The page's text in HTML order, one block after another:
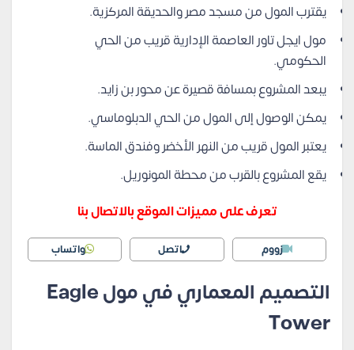
يقترب المول من مسجد مصر والحديقة المركزية.
مول ايجل تاور العاصمة الإدارية قريب من الحي
الحكومي.
يبعد المشروع بمسافة قصيرة عن محور بن زايد.
يمكن الوصول إلى المول من الحي الدبلوماسي.
يعتبر المول قريب من النهر الأخضر وفندق الماسة.
يقع المشروع بالقرب من محطة المونوريل.
تعرف على مميزات الموقع بالاتصال بنا
زووم اتصل واتساب
التصميم المعماري في مول Eagle
Tower